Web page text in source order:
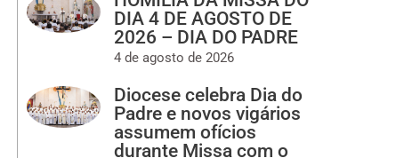
DIA 4 DE AGOSTO DE
2026 – DIA DO PADRE
4 de agosto de 2026
Diocese celebra Dia do
Padre e novos vigários
assumem ofícios
durante Missa com o